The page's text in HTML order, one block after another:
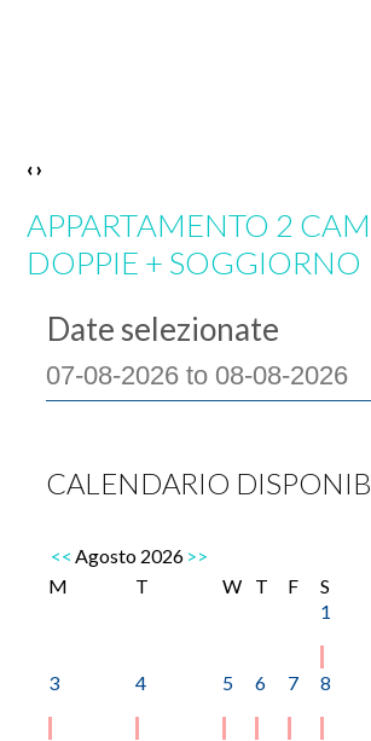
‹›
APPARTAMENTO 2
DOPPIE + SOGGIORNO
Date selezionate
CALENDARIO
<< Agosto 2026 >>
M
T W T F S
1
3 4 5 6 7 8